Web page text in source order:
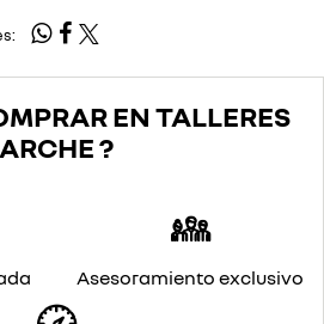
EN TALLERES
ARCHE ?
Asesoramiento exclusivo